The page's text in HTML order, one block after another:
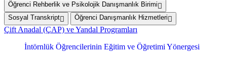
Öğrenci Rehberlik ve Psikolojik Danışmanlık Birimi
Sosyal Transkript
Öğrenci Danışmanlık Hizmetleri
Çift Anadal (ÇAP) ve Yandal Programları
İntörnlük Öğrencilerinin Eğitim ve Öğretimi Yönergesi